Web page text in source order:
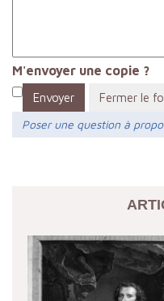
M'envoyer une copie ?
Envoyer
Fermer le
Poser une question à